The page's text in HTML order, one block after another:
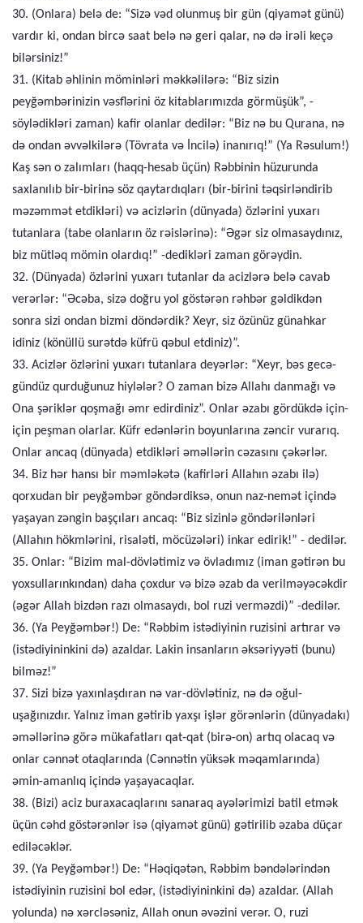
30. (Onlara) belə de: “Sizə vəd olunmuş bir gün (qiyamət günü)
vardır ki, ondan bircə saat belə nə geri qalar, nə də irəli keçə
bilərsiniz!”
31. (Kitab əhlinin möminləri məkkəlilərə: “Biz sizin
peyğəmbərinizin vəsflərini öz kitablarımızda görmüşük”, -
söylədikləri zaman) kafir olanlar dedilər: “Biz nə bu Qurana, nə
də ondan əvvəlkilərə (Tövrata və İncilə) inanırıq!” (Ya Rəsulum!)
Kaş sən o zalımları (haqq-hesab üçün) Rəbbinin hüzurunda
saxlanılıb bir-birinə söz qaytardıqları (bir-birini təqsirləndirib
məzəmmət etdikləri) və acizlərin (dünyada) özlərini yuxarı
tutanlara (tabe olanların öz rəislərinə): “Əgər siz olmasaydınız,
biz mütləq mömin olardıq!” -dedikləri zaman görəydin.
32. (Dünyada) özlərini yuxarı tutanlar da acizlərə belə cavab
verərlər: “Əcəba, sizə doğru yol göstərən rəhbər gəldikdən
sonra sizi ondan bizmi döndərdik? Xeyr, siz özünüz günahkar
idiniz (könüllü surətdə küfrü qəbul etdiniz)”.
33. Acizlər özlərini yuxarı tutanlara deyərlər: “Xeyr, bəs gecə-
gündüz qurduğunuz hiylələr? O zaman bizə Allahı danmağı və
Ona şəriklər qoşmağı əmr edirdiniz”. Onlar əzabı gördükdə için-
için peşman olarlar. Küfr edənlərin boyunlarına zəncir vurarıq.
Onlar ancaq (dünyada) etdikləri əməllərin cəzasını çəkərlər.
34. Biz hər hansı bir məmləkətə (kafirləri Allahın əzabı ilə)
qorxudan bir peyğəmbər göndərdiksə, onun naz-nemət içində
yaşayan zəngin başçıları ancaq: “Biz sizinlə göndərilənləri
(Allahın hökmlərini, risaləti, möcüzələri) inkar edirik!” - dedilər.
35. Onlar: “Bizim mal-dövlətimiz və övladımız (iman gətirən bu
yoxsullarınkından) daha çoxdur və bizə əzab da verilməyəcəkdir
(əgər Allah bizdən razı olmasaydı, bol ruzi verməzdi)” -dedilər.
36. (Ya Peyğəmbər!) De: “Rəbbim istədiyinin ruzisini artırar və
(istədiyininkini də) azaldar. Lakin insanların əksəriyyəti (bunu)
bilməz!”
37. Sizi bizə yaxınlaşdıran nə var-dövlətiniz, nə də oğul-
uşağınızdır. Yalnız iman gətirib yaxşı işlər görənlərin (dünyadakı)
əməllərinə görə mükafatları qat-qat (birə-on) artıq olacaq və
onlar cənnət otaqlarında (Cənnətin yüksək məqamlarında)
əmin-amanlıq içində yaşayacaqlar.
38. (Bizi) aciz buraxacaqlarını sanaraq ayələrimizi batil etmək
üçün cəhd göstərənlər isə (qiyamət günü) gətirilib əzaba düçar
ediləcəklər.
39. (Ya Peyğəmbər!) De: “Həqiqətən, Rəbbim bəndələrindən
istədiyinin ruzisini bol edər, (istədiyininkini də) azaldar. (Allah
yolunda) nə xərcləsəniz, Allah onun əvəzini verər. O, ruzi